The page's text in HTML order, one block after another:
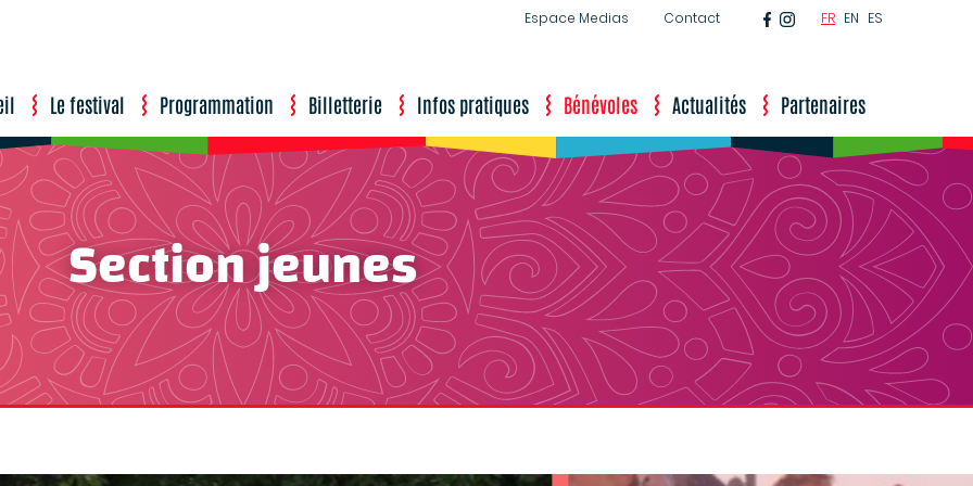
Le festival Programmation Billetterie Infos pratiques Bénévoles Actualités Partenaires
Espace Medias Contact Facebook
Instagram
FR EN ES
Section jeunes